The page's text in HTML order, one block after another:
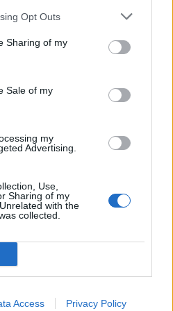
Opt Outs
Sharing of my
Sale of my
my
Advertising.
Use,
Sharing of my
with the
collected.
Access Privacy Policy
των
και ένα ακόμα